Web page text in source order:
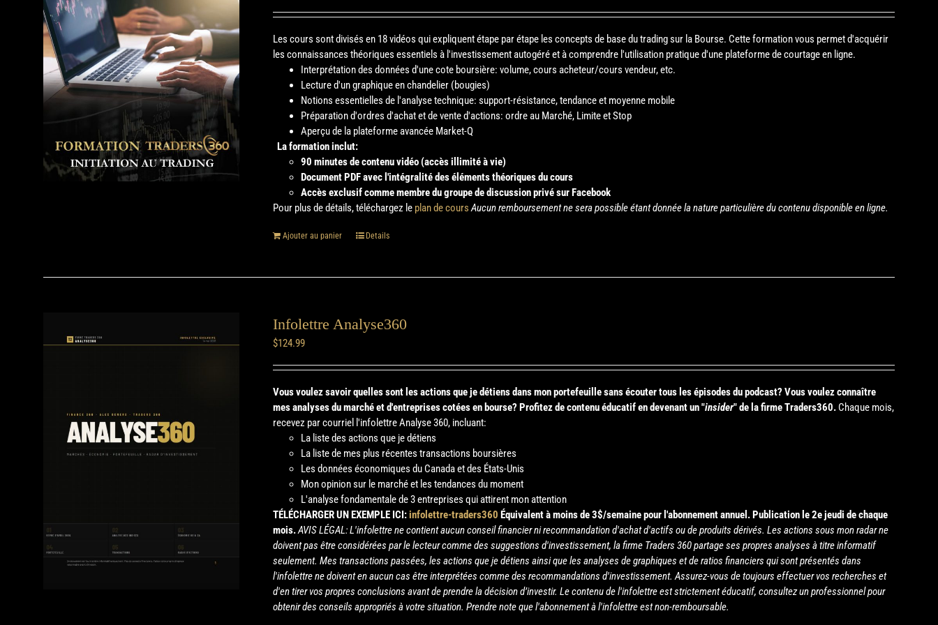
Les cours sont divisés en 18 vidéos qui expliquent étape par étape les concepts de base du trading sur la Bourse. Cette formation vous permet d'acquérir
les connaissances théoriques essentiels à l'investissement autogéré et à comprendre l'utilisation pratique d'une plateforme de courtage en ligne.
Interprétation des données d'une cote boursière: volume, cours acheteur/cours vendeur, etc.
Lecture d'un graphique en chandelier (bougies)
Notions essentielles de l'analyse technique: support-résistance, tendance et moyenne mobile
Préparation d'ordres d'achat et de vente d'actions: ordre au Marché, Limite et Stop
Aperçu de la plateforme avancée Market-Q
La formation inclut:
90 minutes de contenu vidéo (accès illimité à vie)
Document PDF avec l'intégralité des éléments théoriques du cours
Accès exclusif comme membre du groupe de discussion privé sur Facebook
Pour plus de détails, téléchargez le plan de cours Aucun remboursement ne sera possible étant donnée la nature particulière du contenu disponible en ligne.
Ajouter au panier Details
Infolettre Analyse360
$124.99
Vous voulez savoir quelles sont les actions que je détiens dans mon portefeuille sans écouter tous les épisodes du podcast? Vous voulez connaître
mes analyses du marché et d'entreprises cotées en bourse? Profitez de contenu éducatif en devenant un "insider" de la firme Traders360. Chaque mois,
recevez par courriel l'infolettre Analyse 360, incluant:
La liste des actions que je détiens
La liste de mes plus récentes transactions boursières
Les données économiques du Canada et des États-Unis
Mon opinion sur le marché et les tendances du moment
L'analyse fondamentale de 3 entreprises qui attirent mon attention
TÉLÉCHARGER UN EXEMPLE ICI:infolettre-traders360 Équivalent à moins de 3$/semaine pour l'abonnement annuel.Publication le 2e jeudi de chaque
mois.AVIS LÉGAL: L'infolettre ne contient aucun conseil financier ni recommandation d'achat d'actifs ou de produits dérivés. Les actions sous mon radar ne
doivent pas être considérées par le lecteur comme des suggestions d'investissement, la firme Traders 360 partage ses propres analyses à titre informatif
seulement. Mes transactions passées, les actions que je détiens ainsi que les analyses de graphiques et de ratios financiers qui sont présentés dans
l'infolettre ne doivent en aucun cas être interprétées comme des recommandations d'investissement. Assurez-vous de toujours effectuer vos recherches et
d'en tirer vos propres conclusions avant de prendre la décision d’investir. Le contenu de l'infolettre est strictement éducatif, consultez un professionnel pour
obtenir des conseils appropriés à votre situation. Prendre note que l'abonnement à l'infolettre est non-remboursable.